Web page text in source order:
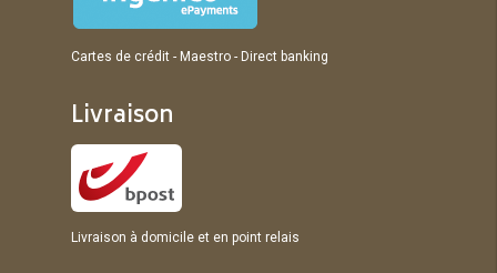
Cartes de crédit - Maestro - Direct banking
Livraison
Livraison à domicile et en point relais